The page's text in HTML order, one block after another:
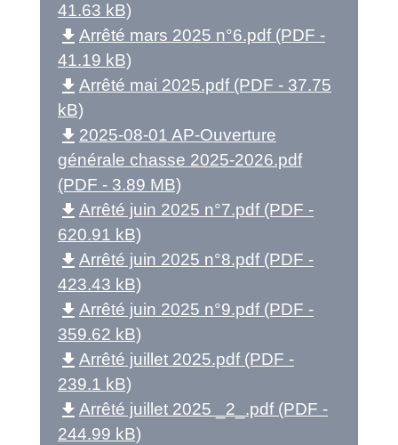
41.63 kB)
file_download Arrêté mars 2025 n°6.pdf (PDF -
41.19 kB)
file_download Arrêté mai 2025.pdf (PDF - 37.75
kB)
file_download 2025-08-01 AP-Ouverture
générale chasse 2025-2026.pdf
(PDF - 3.89 MB)
file_download Arrêté juin 2025 n°7.pdf (PDF -
620.91 kB)
file_download Arrêté juin 2025 n°8.pdf (PDF -
423.43 kB)
file_download Arrêté juin 2025 n°9.pdf (PDF -
359.62 kB)
file_download Arrêté juillet 2025.pdf (PDF -
239.1 kB)
file_download Arrêté juillet 2025 _2_.pdf (PDF -
244.99 kB)